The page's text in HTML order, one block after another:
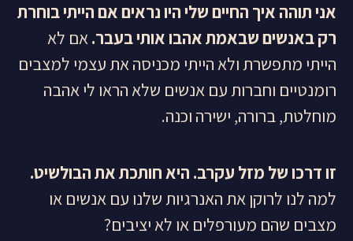
אני תוהה איך החיים שלי היו נראים אם הייתי בוחרת
רק באנשים שבאמת אהבו אותי בעבר.אם לא
הייתי מתפשרת ולא הייתי מכניסה את עצמי למצבים
רומנטיים וחברות עם אנשים שלא הראו לי אהבה
מוחלטת, ברורה, ישירה וכנה.
זו דרכו של מזל עקרב. היא חותכת את הבולשיט.
למה לנו לרוקן את האנרגיות שלנו עם אנשים או
מצבים שהם מעורפלים או לא יציבים?